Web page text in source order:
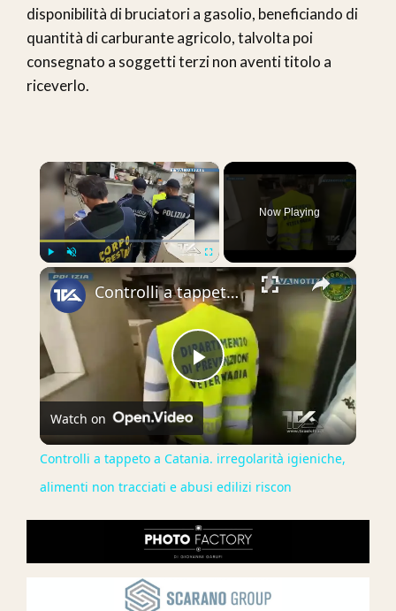
disponibilità di bruciatori a gasolio, beneficiando di
quantità di carburante agricolo, talvolta poi
consegnato a soggetti terzi non aventi titolo a
riceverlo.
×
Play Fullscreen
Now Playing
×
Play
Video
Controlli a tappeto a Catania. irregolarità igieniche, alimenti non tracciati e abusi edilizi riscon
Watch on
Controlli a tappeto a Catania. irregolarità igieniche,
alimenti non tracciati e abusi edilizi riscon